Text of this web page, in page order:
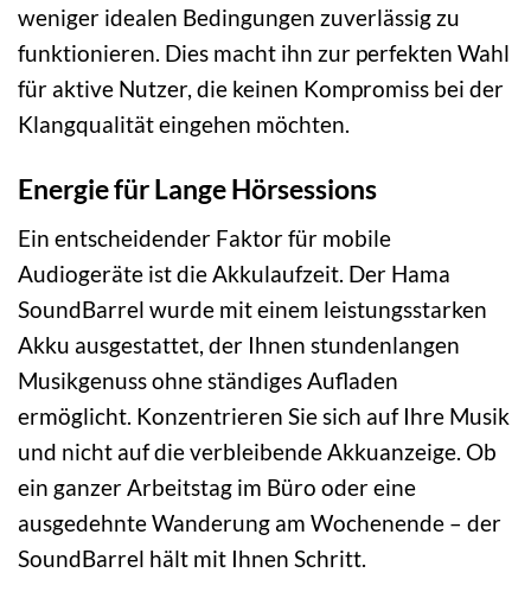
weniger idealen Bedingungen zuverlässig zu
funktionieren. Dies macht ihn zur perfekten Wahl
für aktive Nutzer, die keinen Kompromiss bei der
Klangqualität eingehen möchten.
Energie für Lange Hörsessions
Ein entscheidender Faktor für mobile
Audiogeräte ist die Akkulaufzeit. Der Hama
SoundBarrel wurde mit einem leistungsstarken
Akku ausgestattet, der Ihnen stundenlangen
Musikgenuss ohne ständiges Aufladen
ermöglicht. Konzentrieren Sie sich auf Ihre Musik
und nicht auf die verbleibende Akkuanzeige. Ob
ein ganzer Arbeitstag im Büro oder eine
ausgedehnte Wanderung am Wochenende – der
SoundBarrel hält mit Ihnen Schritt.